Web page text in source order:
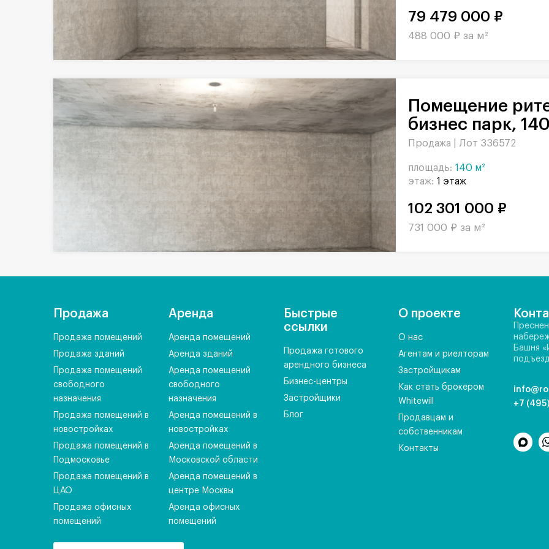
Помещение ритейл в БЦ Останкино
бизнес парк,
Продажа | Лот 336572
площадь: 140 м²
этаж: 1 этаж
102 301 000 ₽
731 000 ₽ за м²
79 479 000 ₽
488 000 ₽ за м²
Продажа
Продажа помещений
Продажа зданий
Продажа помещений
свободного
назначения
Продажа помещений в
новостройках
Продажа помещений в
Подмосковье
Продажа помещений в
ЦАО
Продажа офисных
помещений
Аренда
Аренда помещений
Аренда зданий
Аренда помещений
свободного
назначения
Аренда помещений в
новостройках
Аренда помещений в
Московской области
Аренда помещений в
центре Москвы
Аренда офисных
помещений
Быстрые
ссылки
Продажа готового
арендного бизнеса
Бизнес-центры
Застройщики
Блог
О проекте
О нас
Агентам и риелторам
Застройщикам
Как стать брокером
Whitewill
Продавцам и
собственникам
Контакты
Башня
+7